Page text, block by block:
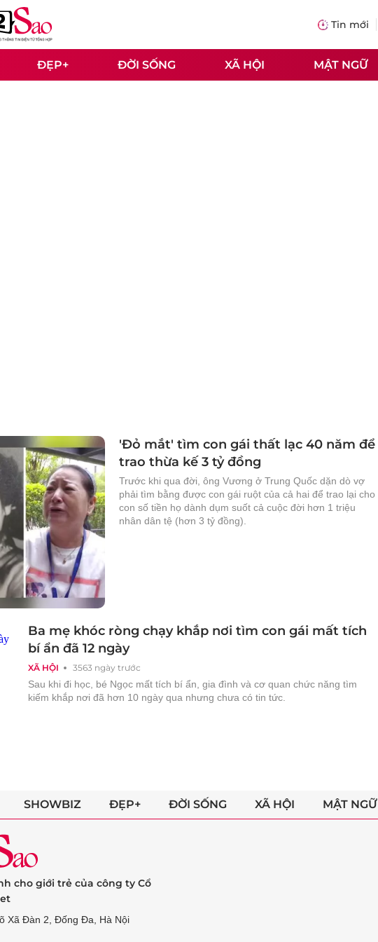
Tin mới
ĐẸP+ ĐỜI SỐNG XÃ HỘI MẬT NGỮ
'Đỏ mắt' tìm con gái thất lạc 40 năm để
trao thừa kế 3 tỷ đồng
Trước khi qua đời, ông Vương ở Trung Quốc dặn dò vợ
phải tìm bằng được con gái ruột của cả hai để trao lại cho
con số tiền họ dành dụm suốt cả cuộc đời hơn 1 triệu
nhân dân tệ (hơn 3 tỷ đồng).
XÃ HỘI 3563 ngày trước
Ba mẹ khóc ròng chạy khắp nơi tìm con gái mất tích
bí ẩn đã 12 ngày
Sau khi đi học, bé Ngọc mất tích bí ẩn, gia đình và cơ quan chức năng tìm
kiếm khắp nơi đã hơn 10 ngày qua nhưng chưa có tin tức.
SHOWBIZ ĐẸP+ ĐỜI SỐNG XÃ HỘI MẬT NGỮ
cho giới trẻ của công ty Cổ
Xã Đàn 2, Đống Đa, Hà Nội